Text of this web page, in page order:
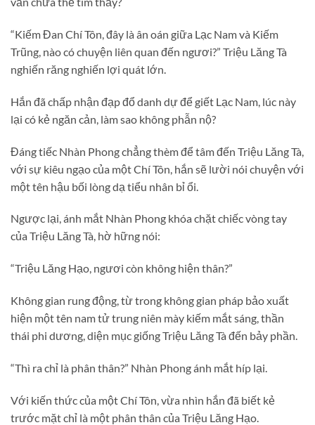
“Kiếm Đan Chí Tôn, đây là ân oán giữa Lạc Nam và Kiếm
Trũng, nào có chuyện liên quan đến ngươi?” Triệu Lăng Tà
nghiến răng nghiến lợi quát lớn.
Hắn đã chấp nhận đạp đổ danh dự để giết Lạc Nam, lúc này
lại có kẻ ngăn cản, làm sao không phẫn nộ?
Đáng tiếc Nhàn Phong chẳng thèm để tâm đến Triệu Lăng Tà,
với sự kiêu ngạo của một Chí Tôn, hắn sẽ lười nói chuyện với
một tên hậu bối lòng dạ tiểu nhân bỉ ổi.
Ngược lại, ánh mắt Nhàn Phong khóa chặt chiếc vòng tay
của Triệu Lăng Tà, hờ hững nói:
“Triệu Lăng Hạo, ngươi còn không hiện thân?”
Không gian rung động, từ trong không gian pháp bảo xuất
hiện một tên nam tử trung niên mày kiếm mắt sáng, thần
thái phi dương, diện mục giống Triệu Lăng Tà đến bảy phần.
“Thì ra chỉ là phân thân?” Nhàn Phong ánh mắt híp lại.
Với kiến thức của một Chí Tôn, vừa nhìn hắn đã biết kẻ
trước mặt chỉ là một phân thân của Triệu Lăng Hạo.